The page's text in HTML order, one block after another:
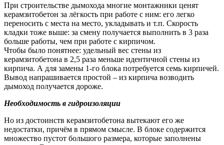
При строительстве дымохода многие монтажники ценят
керамзитобетон за лёгкость при работе с ним: его легко
переносить с места на место, укладывать и т.п. Скорость
кладки тоже выше: за смену получается выполнить в 3 раза
больше работы, чем при работе с кирпичом.
Чтобы было понятнее: удельный вес стены из
керамзитобетона в 2,5 раза меньше идентичной стены из
кирпича. А для замены 1-го блока потребуется семь кирпичей.
Вывод напрашивается простой – из кирпича возводить
дымоход получается дороже.
Необходимость в гидроизоляции
Но из достоинств керамзитобетона вытекают его же
недостатки, причём в прямом смысле. В блоке содержится
множество пустот большого размера, которые заполнены